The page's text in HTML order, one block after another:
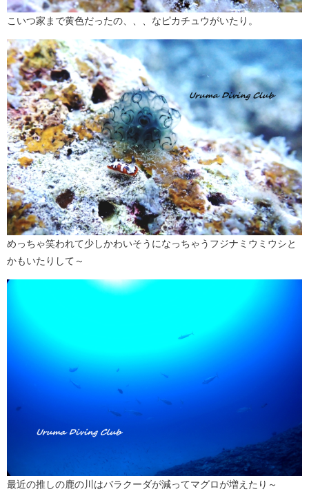
こいつ家まで黄色だったの、、、なピカチュウがいたり。
めっちゃ笑われて少しかわいそうになっちゃうフジナミウミウシと
かもいたりして～
最近の推しの鹿の川はバラクーダが減ってマグロが増えたり～